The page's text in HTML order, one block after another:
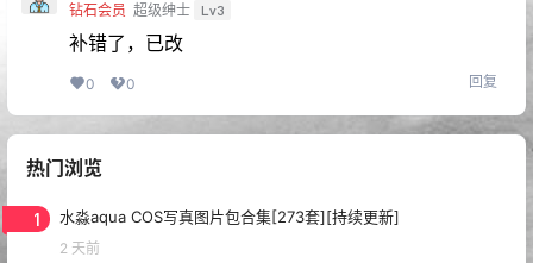
钻石会员 超级绅士 Lv3
补错了，已改
0 0 回复
热门浏览
1 水淼aqua COS写真图片包合集[273套][持续更新]
2 天前